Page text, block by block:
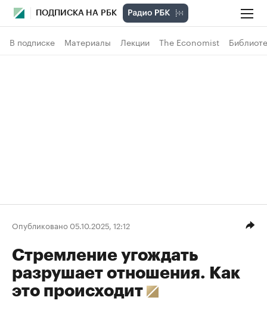
ПОДПИСКА НА РБК
В подписке Материалы Лекции The Economist
Опубликовано 05.10.2025, 12:12
Стремление угождать
разрушает отношения. Как
это происходит